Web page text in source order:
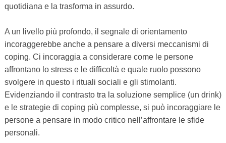
quotidiana e la trasforma in assurdo.
A un livello più profondo, il segnale di orientamento
incoraggerebbe anche a pensare a diversi meccanismi di
coping. Ci incoraggia a considerare come le persone
affrontano lo stress e le difficoltà e quale ruolo possono
svolgere in questo i rituali sociali e gli stimolanti.
Evidenziando il contrasto tra la soluzione semplice (un drink)
e le strategie di coping più complesse, si può incoraggiare le
persone a pensare in modo critico nell’affrontare le sfide
personali.